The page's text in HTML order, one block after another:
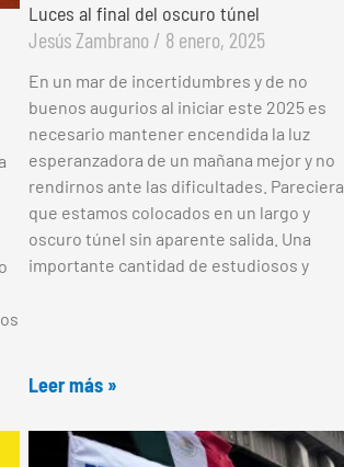
Luces al final del oscuro túnel
Jesús Zambrano 8 enero, 2025
En un mar de incertidumbres y de no
buenos augurios al iniciar este 2025 es
necesario mantener encendida la luz
esperanzadora de un mañana mejor y no
rendirnos ante las dificultades. Pareciera
que estamos colocados en un largo y
oscuro túnel sin aparente salida. Una
importante cantidad de estudiosos y
Leer más »